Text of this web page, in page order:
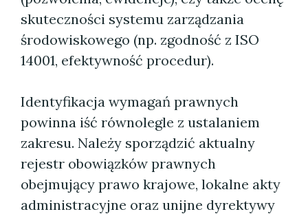
skuteczności systemu zarządzania
środowiskowego (np. zgodność z ISO
14001, efektywność procedur).
Identyfikacja wymagań prawnych
powinna iść równolegle z ustalaniem
zakresu. Należy sporządzić aktualny
rejestr obowiązków prawnych
obejmujący prawo krajowe, lokalne akty
administracyjne oraz unijne dyrektywy